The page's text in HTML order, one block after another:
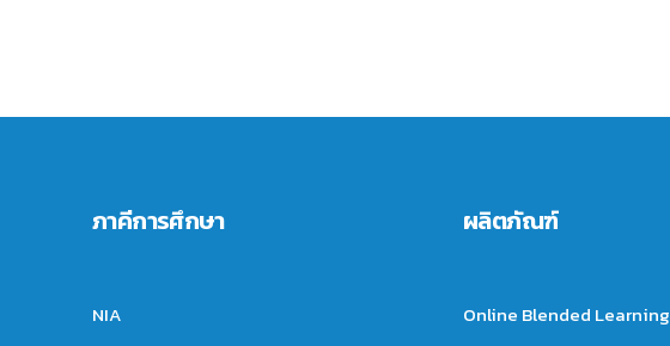
ภาคีการศึกษา
NIA
ผลิตภัณฑ์
Online Blended Learning